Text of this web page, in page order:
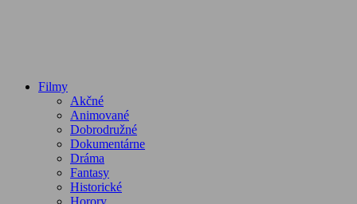
Filmy
Akčné
Animované
Dobrodružné
Dokumentárne
Dráma
Fantasy
Historické
Horory